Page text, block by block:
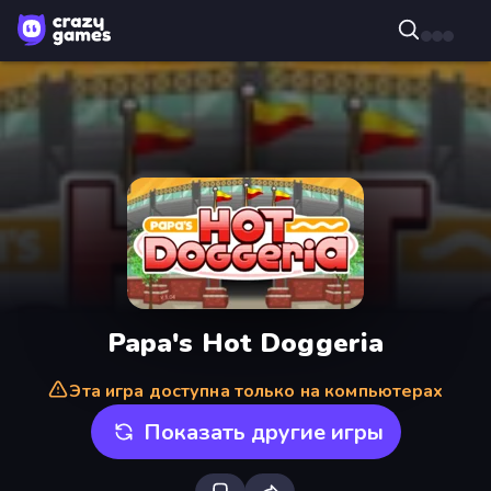
Papa's Hot Doggeria
Эта игра доступна только на компьютерах
Показать другие игры